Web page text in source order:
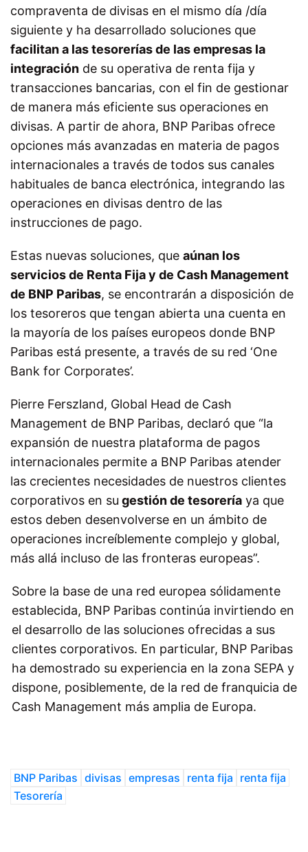
compraventa de divisas en el mismo día /día
siguiente y ha desarrollado soluciones que
facilitan a las tesorerías de las empresas la
integración de su operativa de renta fija y
transacciones bancarias, con el fin de gestionar
de manera más eficiente sus operaciones en
divisas. A partir de ahora, BNP Paribas ofrece
opciones más avanzadas en materia de pagos
internacionales a través de todos sus canales
habituales de banca electrónica, integrando las
operaciones en divisas dentro de las
instrucciones de pago.
Estas nuevas soluciones, que aúnan los
servicios de Renta Fija y de Cash Management
de BNP Paribas, se encontrarán a disposición de
los tesoreros que tengan abierta una cuenta en
la mayoría de los países europeos donde BNP
Paribas está presente, a través de su red ‘One
Bank for Corporates’.
Pierre Ferszland, Global Head de Cash
Management de BNP Paribas, declaró que “la
expansión de nuestra plataforma de pagos
internacionales permite a BNP Paribas atender
las crecientes necesidades de nuestros clientes
corporativos en su gestión de tesorería ya que
estos deben desenvolverse en un ámbito de
operaciones increíblemente complejo y global,
más allá incluso de las fronteras europeas”.
Sobre la base de una red europea sólidamente
establecida, BNP Paribas continúa invirtiendo en
el desarrollo de las soluciones ofrecidas a sus
clientes corporativos. En particular, BNP Paribas
ha demostrado su experiencia en la zona SEPA y
dispone, posiblemente, de la red de franquicia de
Cash Management más amplia de Europa.
BNP Paribas divisas empresas renta fija renta fija
Tesorería